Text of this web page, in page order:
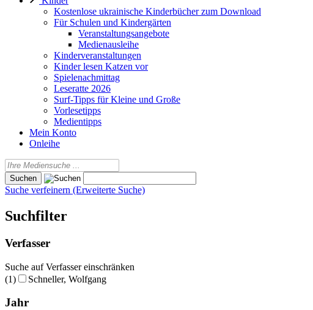
Kostenlose ukrainische Kinderbücher zum Download
Für Schulen und Kindergärten
Veranstaltungsangebote
Medienausleihe
Kinderveranstaltungen
Kinder lesen Katzen vor
Spielenachmittag
Leseratte 2026
Surf-Tipps für Kleine und Große
Vorlesetipps
Medientipps
Mein Konto
Onleihe
Suche verfeinern (Erweiterte Suche)
Suchfilter
Verfasser
Suche auf Verfasser einschränken
(1)
Schneller, Wolfgang
Jahr